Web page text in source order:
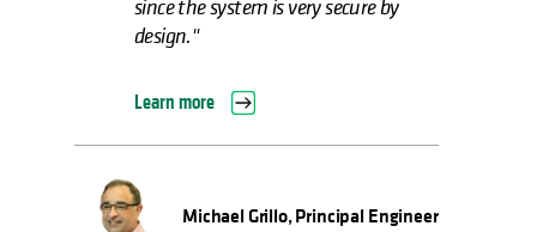
Read the case study
David Bannister, Vice President of